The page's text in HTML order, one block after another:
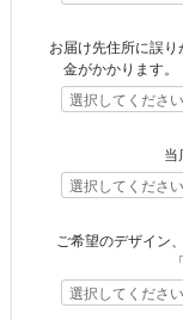
お届け先住所に誤
金がかかります。
当
ご希望のデザイン